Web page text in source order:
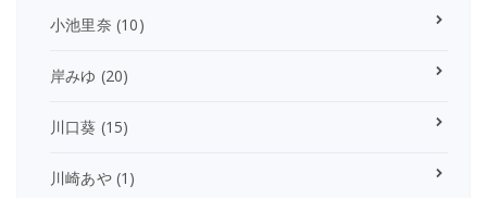
小池里奈 (10)
岸みゆ (20)
川口葵 (15)
川崎あや(1)